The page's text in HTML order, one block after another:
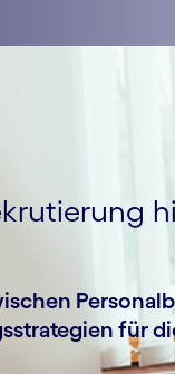
für